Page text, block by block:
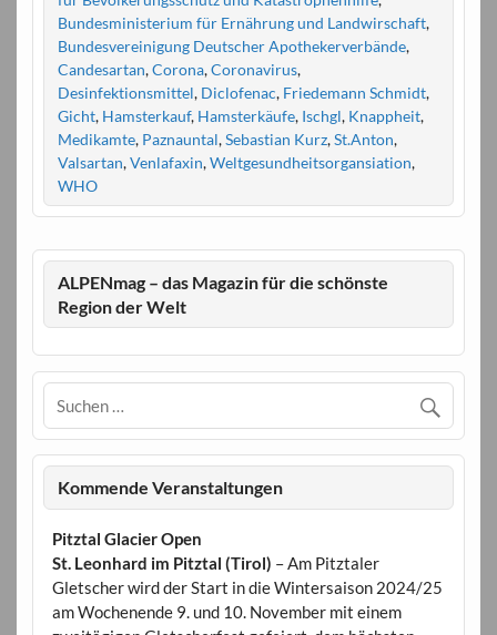
Bundesministerium für Ernährung und Landwirschaft,
Bundesvereinigung Deutscher Apothekerverbände,
Candesartan,Corona,Coronavirus,
Desinfektionsmittel, Diclofenac, Friedemann Schmidt,
Gicht, Hamsterkauf, Hamsterkäufe, Ischgl, Knappheit,
Medikamte, Paznauntal,Sebastian Kurz,St.Anton,
Valsartan,Venlafaxin,Weltgesundheitsorgansiation,
WHO
ALPENmag – das Magazin für die schönste
Region der Welt
Kommende Veranstaltungen
Pitztal Glacier Open
St. Leonhard im Pitztal (Tirol) – Am Pitztaler
Gletscher wird der Start in die Wintersaison 2024/25
am Wochenende 9. und 10. November mit einem